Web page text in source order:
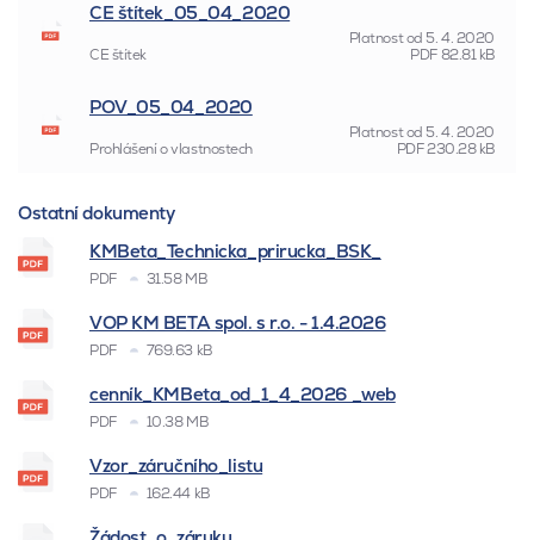
CE štítek_05_04_2020
Platnost od 5. 4. 2020
CE štítek
PDF82.81 kB
POV_05_04_2020
Platnost od 5. 4. 2020
Prohlášení o vlastnostech
PDF230.28 kB
Ostatní dokumenty
KMBeta_Technicka_prirucka_BSK_
PDF 31.58 MB
VOP KM BETA spol. s r.o. - 1.4.2026
PDF 769.63 kB
cenník_KMBeta_od_1_4_2026 _web
PDF 10.38 MB
Vzor_záručního_listu
PDF 162.44 kB